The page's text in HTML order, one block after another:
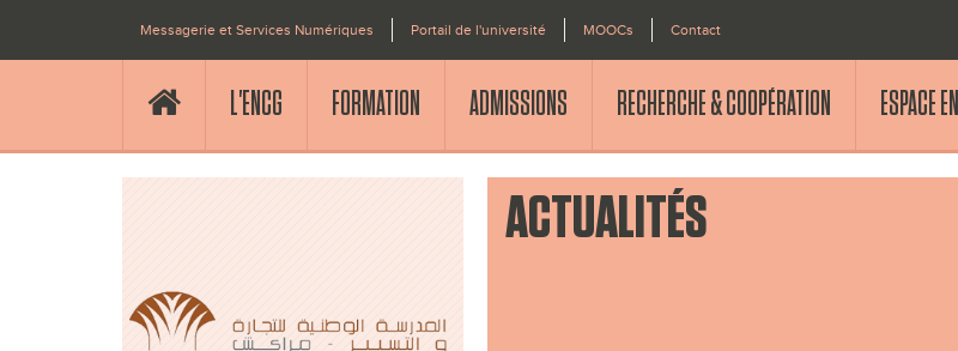
Messagerie et Services Numériques Portail de l'université MOOCs Contact
L'ENCG FORMATION ADMISSIONS RECHERCHE & COOPÉRATION ESPACE
ACTUALITÉS